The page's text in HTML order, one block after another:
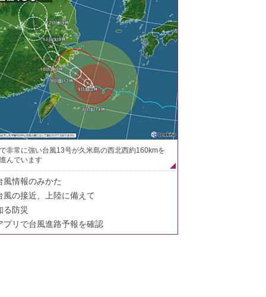
非常に強い台風13号が久米島の西北西約160kmを
んでいます
風情報のみかた
風の接近、上陸に備えて
る防災
プリで台風進路予報を確認